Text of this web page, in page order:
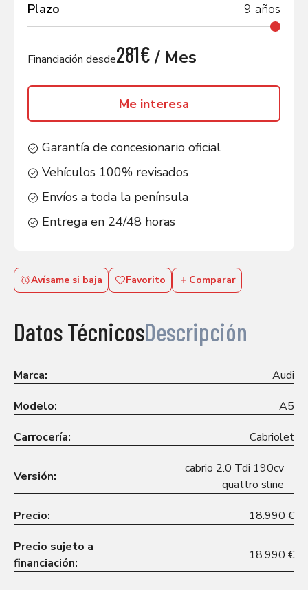
Plazo 9 años
Financiación desde281€ / Mes
Me interesa
Garantía de concesionario oficial
Vehículos 100% revisados
Envíos a toda la península
Entrega en 24/48 horas
Avísame si baja Favorito Comparar
Datos TécnicosDescripción
Marca: Audi
Modelo: A5
Carrocería: Cabriolet
Versión:
cabrio 2.0 Tdi 190cv
quattro sline
Precio: 18.990 €
Precio sujeto a
financiación:
18.990 €